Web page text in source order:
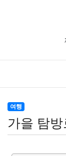
여행
가을 탐